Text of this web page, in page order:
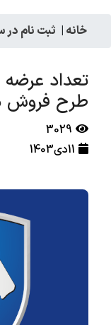
خانه | ثبت نام در
تعداد عرضه
طرح
3029
11دی1403